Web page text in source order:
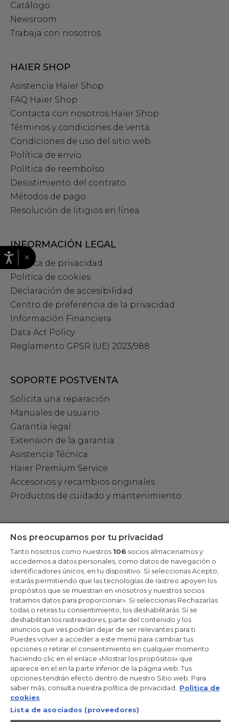
Catálogo
Newsroom
Trabaja con nosotros
HAIER SHOP
Asistencia Haier Shop
FAQ Haier Shop
Contacta con nosotros Haier Shop
Términos y condiciones de venta
Condiciones de uso del sitio web
Política de envío
Política de reembolso
Desistimiento del contrato
Métodos de pago
Resolución de litigios en línea
INFORMACIÓN LEGAL
Política de privacidad
Politica de cookies
Declaración de accesibilidad
Centro de preferencia de la privacidad
Información Financiera
Data Act Policy
Reglamento GPSR (UE) 2023/988
SOPORTE POSTVENTA
Solicita una reparación
Manuales de usuario
Garantía legal
Extension de la garantia
Asistencia Técnica
Haier Premium Service
Accesorios y recambios originales
Productos de cuidado y mantenimiento
Regístrate ahora
Candy Hoover Group Srl –con accionista único, empresa que
gestiona y coordina la actividad de Candy S.p.A, con domicilio fiscal
en Via Comolli, 57 - 20861 Brugherio (MB) – Sede administrativa:
Via Privata Eden Fumagalli - 20861 Brugherio (MB). - Italia con
capital social de 30,000,000.00€ íntegramente desembolsado.
Registro Mercantil/ tributación de Monza y Brianza 04666310158 –
IVA núm. IT00786860965
ES / Español
×
Nos preocupamos por tu privacidad
Tanto nosotros como nuestros 106 socios almacenamos y
accedemos a datos personales, como datos de navegación o
identificadores únicos, en tu dispositivo. Si seleccionas Acepto,
estarás permitiendo que las tecnologías de rastreo apoyen los
propósitos que se muestran en «nosotros y nuestros socios
tratamos datos para proporcionar». Si seleccionas Rechazarlas
todas o retiras tu consentimiento, los deshabilitarás. Si se
deshabilitan los rastreadores, parte del contenido y los
anuncios que ves podrían dejar de ser relevantes para ti.
Puedes volver a acceder a este menú para cambiar tus
opciones o retirar el consentimiento en cualquier momento
haciendo clic en el enlace «Mostrar los propósitos» que
aparece en el en la parte inferior de la página web. Tus
opciones tendrán efecto dentro de nuestro Sitio web. Para
saber más, consulta nuestra política de privacidad.
Polìtica de
cookies
Lista de asociados (proveedores)